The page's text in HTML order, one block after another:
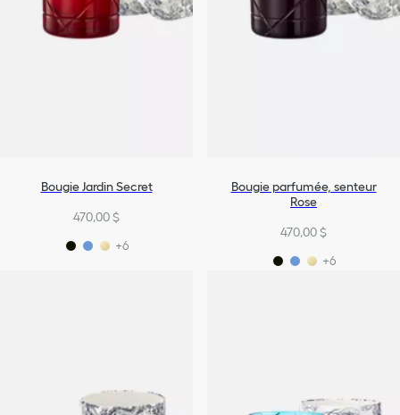
Bougie Jardin Secret
470,00 $
+6
Bougie parfumée, senteur
Rose
470,00 $
+6